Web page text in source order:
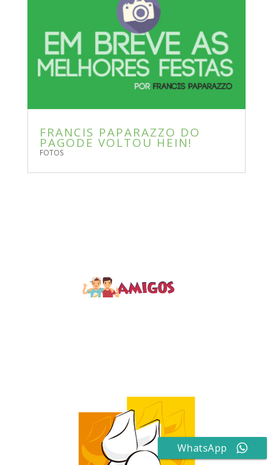
FRANCIS PAPARAZZO DO
PAGODE VOLTOU HEIN!
FOTOS
WhatsApp